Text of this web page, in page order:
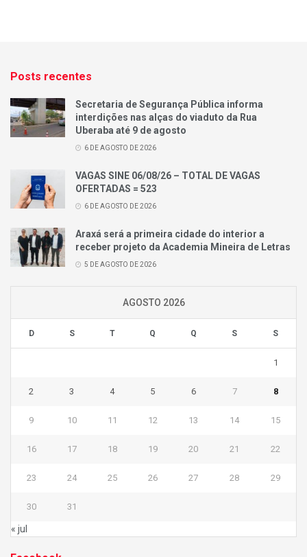
Posts recentes
Secretaria de Segurança Pública informa
interdições nas alças do viaduto da Rua
Uberaba até 9 de agosto
6 DE AGOSTO DE 2026
VAGAS SINE 06/08/26 – TOTAL DE VAGAS
OFERTADAS = 523
6 DE AGOSTO DE 2026
Araxá será a primeira cidade do interior a
receber projeto da Academia Mineira de Letras
5 DE AGOSTO DE 2026
AGOSTO 2026
D S T Q Q S S
1
2 3 4 5 6 7 8
9 10 11 12 13 14 15
16 17 18 19 20 21 22
23 24 25 26 27 28 29
30 31
« jul